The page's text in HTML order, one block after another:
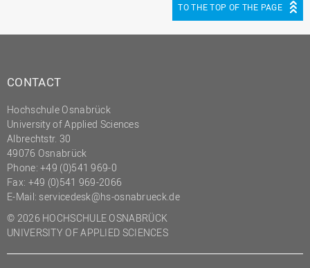
Studium und Lehre
Transfer- und
Innovationsmanagement
TO THE TOP OF THE PAGE
CONTACT
Hochschule Osnabrück
University of Applied Sciences
Albrechtstr. 30
49076 Osnabrück
Phone: +49 (0)541 969-0
Fax: +49 (0)541 969-2066
E-Mail: servicedesk@hs-osnabrueck.de
© 2026 HOCHSCHULE OSNABRÜCK
UNIVERSITY OF APPLIED SCIENCES